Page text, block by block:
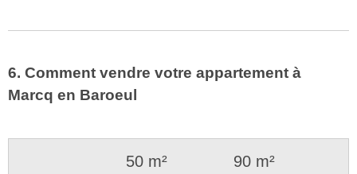
6. Comment vendre votre appartement à
Marcq en Baroeul
50 m²
90 m²